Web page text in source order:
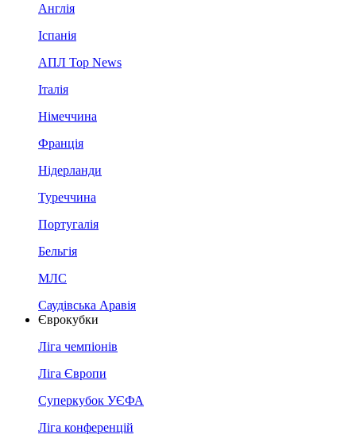
Англія
Іспанія
АПЛ Top News
Італія
Німеччина
Франція
Нідерланди
Туреччина
Португалія
Бельгія
МЛС
Саудівська Аравія
Єврокубки
Ліга чемпіонів
Ліга Європи
Суперкубок УЄФА
Ліга конференцій